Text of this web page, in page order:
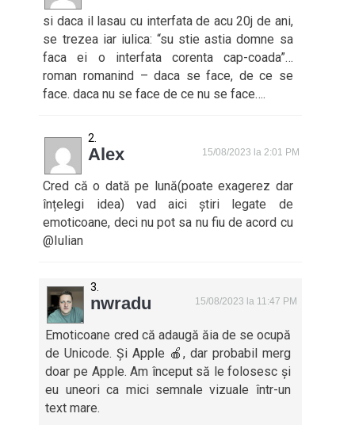
si daca il lasau cu interfata de acu 20j de ani,
se trezea iar iulica: “su stie astia domne sa
faca ei o interfata corenta cap-coada”…
roman romanind – daca se face, de ce se
face. daca nu se face de ce nu se face….
Alex 15/08/2023 la 2:01 PM
Cred că o dată pe lună(poate exagerez dar
înțelegi idea) vad aici știri legate de
emoticoane, deci nu pot sa nu fiu de acord cu
@Iulian
nwradu 15/08/2023 la 11:47 PM
Emoticoane cred că adaugă ăia de se ocupă
de Unicode. Și Apple 🍎, dar probabil merg
doar pe Apple. Am început să le folosesc și
eu uneori ca mici semnale vizuale într-un
text mare.